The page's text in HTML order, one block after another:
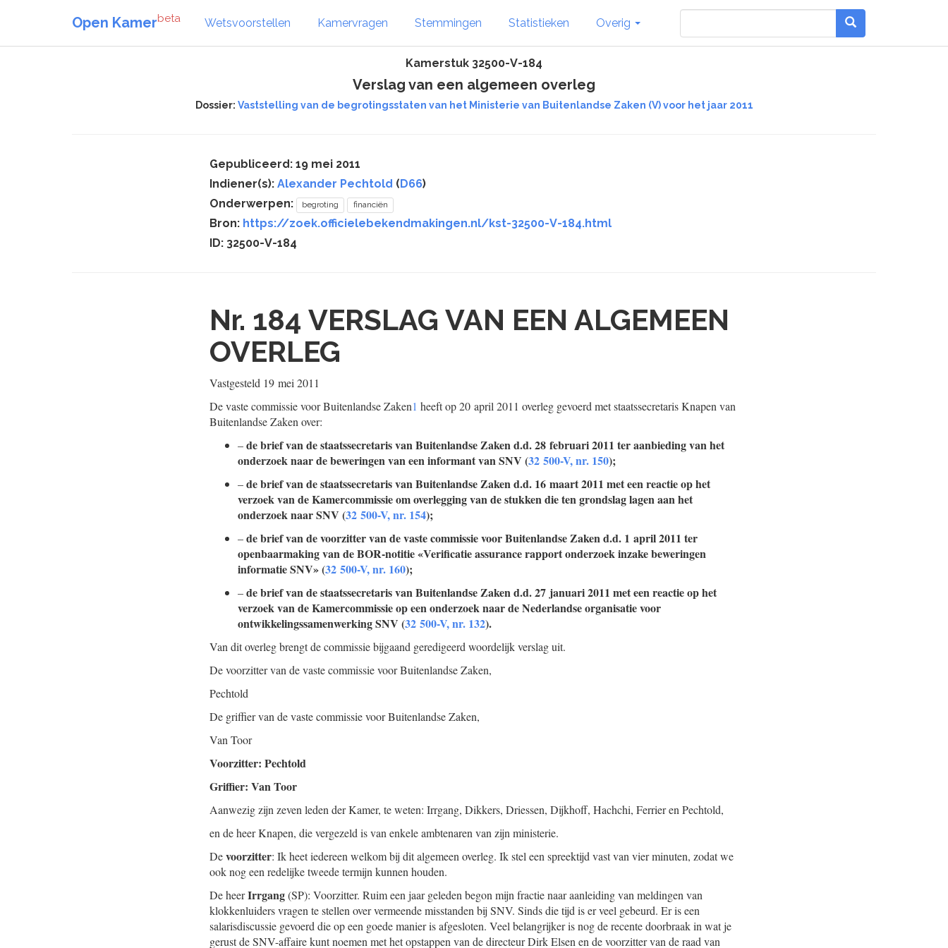
Open Kamerbeta Wetsvoorstellen Kamervragen Stemmingen Statistieken Overig
Kamerstuk 32500-V-184
Verslag van een algemeen overleg
Dossier: Vaststelling van de begrotingsstaten van het Ministerie van Buitenlandse Zaken (V) voor het jaar 2011
Gepubliceerd: 19 mei 2011
Indiener(s): Alexander Pechtold (D66)
Onderwerpen:
begroting financiën
Bron: https://zoek.officielebekendmakingen.nl/kst-32500-V-184.html
ID: 32500-V-184
Nr. 184 VERSLAG VAN EEN ALGEMEEN
OVERLEG
Vastgesteld 19 mei 2011
De vaste commissie voor Buitenlandse Zaken1 heeft op 20 april 2011 overleg gevoerd met staatssecretaris Knapen van
Buitenlandse Zaken over:
–de brief van de staatssecretaris van Buitenlandse Zaken d.d. 28 februari 2011 ter aanbieding van het
onderzoek naar de beweringen van een informant van SNV (32 500-V, nr. 150);
–de brief van de staatssecretaris van Buitenlandse Zaken d.d. 16 maart 2011 met een reactie op het
verzoek van de Kamercommissie om overlegging van de stukken die ten grondslag lagen aan het
onderzoek naar SNV (32 500-V, nr. 154);
–de brief van de voorzitter van de vaste commissie voor Buitenlandse Zaken d.d. 1 april 2011 ter
openbaarmaking van de BOR-notitie «Verificatie assurance rapport onderzoek inzake beweringen
informatie SNV» (32 500-V, nr. 160);
–de brief van de staatssecretaris van Buitenlandse Zaken d.d. 27 januari 2011 met een reactie op het
verzoek van de Kamercommissie op een onderzoek naar de Nederlandse organisatie voor
ontwikkelingssamenwerking SNV (32 500-V, nr. 132).
Van dit overleg brengt de commissie bijgaand geredigeerd woordelijk verslag uit.
De voorzitter van de vaste commissie voor Buitenlandse Zaken,
Pechtold
De griffier van de vaste commissie voor Buitenlandse Zaken,
Van Toor
Voorzitter: Pechtold
Griffier: Van Toor
Aanwezig zijn zeven leden der Kamer, te weten: Irrgang, Dikkers, Driessen, Dijkhoff, Hachchi, Ferrier en Pechtold,
en de heer Knapen, die vergezeld is van enkele ambtenaren van zijn ministerie.
Devoorzitter: Ik heet iedereen welkom bij dit algemeen overleg. Ik stel een spreektijd vast van vier minuten, zodat we
ook nog een redelijke tweede termijn kunnen houden.
De heerIrrgang(SP): Voorzitter. Ruim een jaar geleden begon mijn fractie naar aanleiding van meldingen van
klokkenluiders vragen te stellen over vermeende misstanden bij SNV. Sinds die tijd is er veel gebeurd. Er is een
salarisdiscussie gevoerd die op een goede manier is afgesloten. Veel belangrijker is nog de recente doorbraak in wat je
gerust de SNV-affaire kunt noemen met het opstappen van de directeur Dirk Elsen en de voorzitter van de raad van